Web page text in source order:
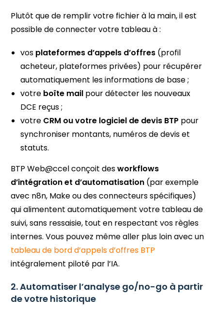
Plutôt que de remplir votre fichier à la main, il est
possible de connecter votre tableau à :
vos plateformes d’appels d’offres (profil
acheteur, plateformes privées) pour récupérer
automatiquement les informations de base ;
votre boîte mail pour détecter les nouveaux
DCE reçus ;
votre CRM ou votre logiciel de devis BTP pour
synchroniser montants, numéros de devis et
statuts.
BTP Web@ccel conçoit desworkflows
d’intégration et d’automatisation (par exemple
avec n8n, Make ou des connecteurs spécifiques)
qui alimentent automatiquement votre tableau de
suivi, sans ressaisie, tout en respectant vos règles
internes. Vous pouvez même aller plus loin avec un
tableau de bord d’appels d’offres BTP
intégralement piloté par l’IA.
2. Automatiser l’analyse go/no-go à partir
de votre historique